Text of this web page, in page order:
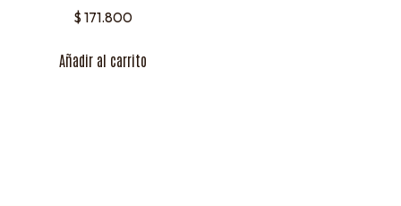
$ 171.800
Añadir al carrito